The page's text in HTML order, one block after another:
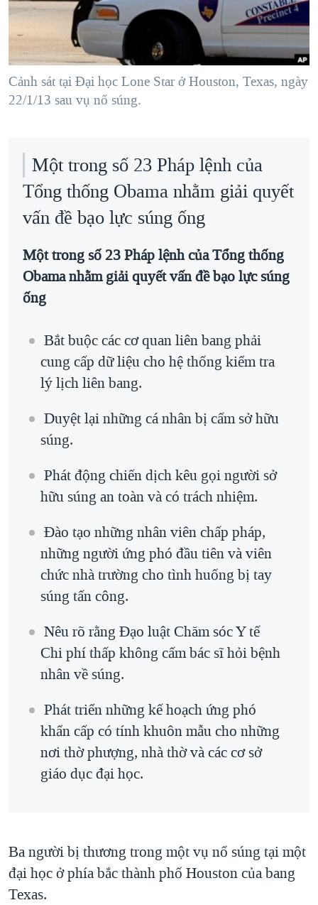
"Tìm"NGƯỜI VIỆT HẢI NGOẠI
ĐỜI SỐNG
KINH TẾ
KHOA HỌC
THỂ THAO
GIÁO DỤC
TẠI
HÀNH TRÌNH BẦU CỬ 2024
MỘT NĂM CHIẾN TRANH TẠI DẢI GAZA
GIẢI MÃ VÀNH ĐAI & CON ĐƯỜNG
NGÀY TỊ NẠN THẾ GIỚI
GROUND ZERO – XƯA VÀ NAY
CHI PHÍ CHIẾN TRANH AFGHANISTAN
CÁC GIÁ TRỊ CỘNG HÒA Ở VIỆT NAM
TRỊNH VĨNH BÌNH VS. CHÍNH PHỦ VIỆT NAM
NGƯ DÂN VIỆT VÀ LÀN SÓNG TRỘM HẢI SÂM
QUAN HỆ VIỆT MỸ
VIDEO
NGHE
MẠNG XÃ HỘI
Cảnh sát tại Đại học Lone Star ở Houston, Texas, ngày
22/1/13 sau vụ nổ súng.
Một trong số 23 Pháp lệnh của
Tổng thống Obama nhằm giải quyết
vấn đề bạo lực súng ống
Một trong số 23 Pháp lệnh của Tổng thống
Obama nhằm giải quyết vấn đề bạo lực súng
ống
Bắt buộc các cơ quan liên bang phải
cung cấp dữ liệu cho hệ thống kiểm tra
lý lịch liên bang.
Duyệt lại những cá nhân bị cấm sở hữu
súng.
Phát động chiến dịch kêu gọi người sở
hữu súng an toàn và có trách nhiệm.
Ðào tạo những nhân viên chấp pháp,
những người ứng phó đầu tiên và viên
chức nhà trường cho tình huống bị tay
súng tấn công.
Nêu rõ rằng Ðạo luật Chăm sóc Y tế
Chi phí thấp không cấm bác sĩ hỏi bệnh
nhân về súng.
Phát triển những kế hoạch ứng phó
khẩn cấp có tính khuôn mẫu cho những
nơi thờ phượng, nhà thờ và các cơ sở
giáo dục đại học.
Ba người bị thương trong một vụ nổ súng tại một
đại học ở phía bắc thành phố Houston của bang
Texas.